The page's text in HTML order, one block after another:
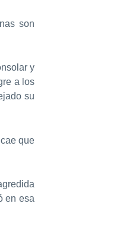
son
y
a los
su
que
en esa